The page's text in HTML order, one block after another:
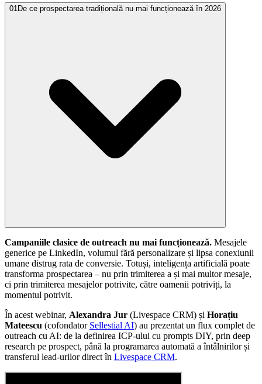
01 De ce prospectarea tradițională nu mai funcționează în 2026
Campaniile clasice de outreach nu mai funcționează. Mesajele
generice pe LinkedIn, volumul fără personalizare și lipsa conexiunii
umane distrug rata de conversie. Totuși, inteligența artificială poate
transforma prospectarea – nu prin trimiterea a și mai multor mesaje,
ci prin trimiterea mesajelor potrivite, către oamenii potriviți, la
momentul potrivit.
În acest webinar, Alexandra Jur (Livespace CRM) și Horațiu
Mateescu (cofondator Sellestial AI) au prezentat un flux complet de
outreach cu AI: de la definirea ICP-ului cu prompts DIY, prin deep
research pe prospect, până la programarea automată a întâlnirilor și
transferul lead-urilor direct în Livespace CRM.